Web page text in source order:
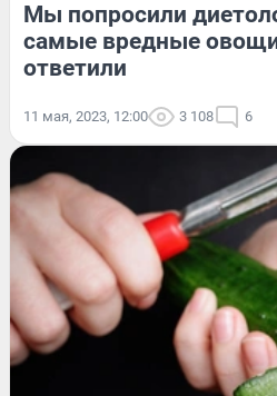
Мы попросили
самые вредные
ответили
11 мая, 2023, 12:00 3 108 6